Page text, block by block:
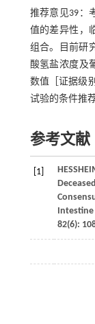
推荐意见39：
值的差异性，
组合。目前研
酸氢盐浓度及
数值［证据级
试验的条件推荐
参考文献
[1]
Intestine
82(6):